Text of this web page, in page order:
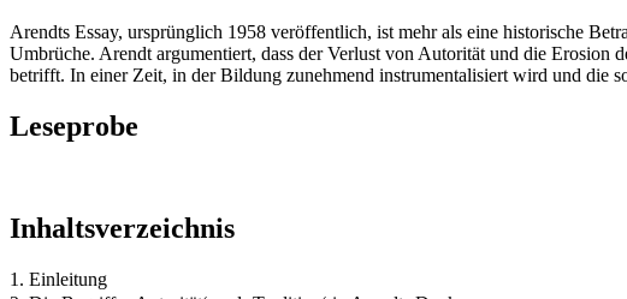
Arendts Essay, ursprünglich 1958 veröffentlich, ist mehr als eine historische
Umbrüche. Arendt argumentiert, dass der Verlust von Autorität und die Erosion
betrifft. In einer Zeit, in der Bildung zunehmend instrumentalisiert wird und die
Leseprobe
Inhaltsverzeichnis
1. Einleitung